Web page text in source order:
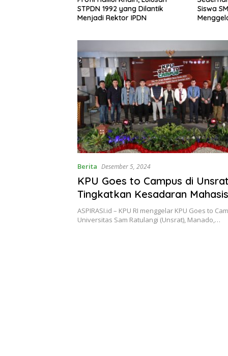
Siswa SMKN 6 Manado
Menggelar Event Pisah Kenang
Berita Desember 5, 2024
KPU Goes to Campus di
Tingkatkan Kesadaran
Demokrasi Pilkada 2024
ASPIRASI.id – KPU RI menggelar KPU Goes to
Universitas Sam Ratulangi (Unsrat), Manado,…